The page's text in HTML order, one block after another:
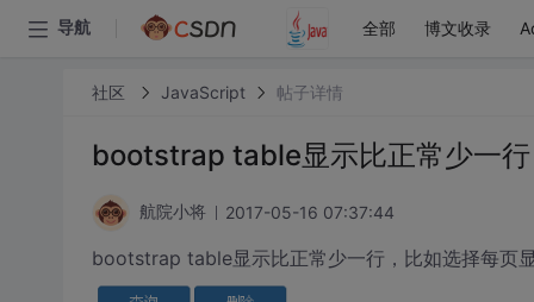
导航 全部 博文收录
社区 JavaScript 帖子详情
bootstrap table显示比正常少一行
航院小将 2017-05-16 07:37:44
bootstrap table显示比正常少一行，比如选择每页